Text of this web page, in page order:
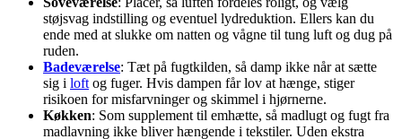
støjsvag indstilling og eventuel lydreduktion. Ellers kan du
ende med at slukke om natten og vågne til tung luft og dug på
ruden.
Badeværelse: Tæt på fugtkilden, så damp ikke når at sætte
sig i loft og fuger. Hvis dampen får lov at hænge, stiger
risikoen for misfarvninger og skimmel i hjørnerne.
Køkken: Som supplement til emhætte, så madlugt og fugt fra
madlavning ikke bliver hængende i tekstiler. Uden ekstra